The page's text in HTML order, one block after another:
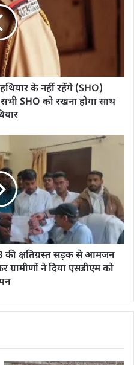
के नहीं रहेंगे (SHO)
SHO को रखना होगा साथ
की क्षतिग्रस्त सड़क से आमजन
ने दिया एसडीएम को